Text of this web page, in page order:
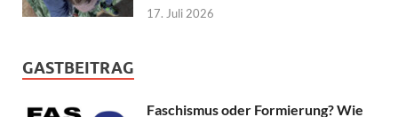
17. Juli 2026
GASTBEITRAG
Faschismus oder Formierung? Wie